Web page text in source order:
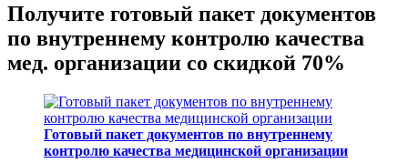
Получите готовый пакет документов
по внутреннему контролю качества
мед. организации со скидкой 70%
Готовый пакет документов по внутреннему
контролю качества медицинской организации